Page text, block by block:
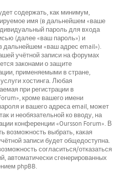
содержать, как минимум,
имя (в дальнейшем «ваше
пароль для входа
(далее «ваш пароль») и
дальнейшем «ваш адрес email»).
учётной записи на форумах
законами о защите
применяемыми в стране,
хостинга. Любая
при регистрации в
кроме вашего имени
и вашего адреса email, может
и необязательной ко вводу, на
конференции «Oursson Forum». В
возможность выбрать, какая
записи будет общедоступна.
согласиться/отказаться
автоматически сгенерированных
phpBB.